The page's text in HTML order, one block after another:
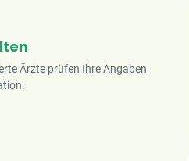
Ärzte prüfen Ihre Angaben